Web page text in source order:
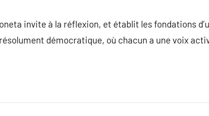
invite à la réflexion, et établit les fondations
démocratique, où chacun a une voix